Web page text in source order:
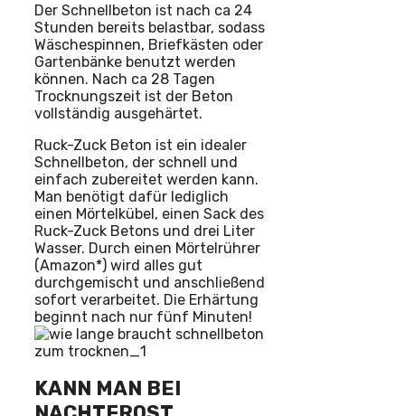
Der Schnellbeton ist nach ca 24
Stunden bereits belastbar, sodass
Wäschespinnen, Briefkästen oder
Gartenbänke benutzt werden
können. Nach ca 28 Tagen
Trocknungszeit ist der Beton
vollständig ausgehärtet.
Ruck-Zuck Beton ist ein idealer
Schnellbeton, der schnell und
einfach zubereitet werden kann.
Man benötigt dafür lediglich
einen Mörtelkübel, einen Sack des
Ruck-Zuck Betons und drei Liter
Wasser. Durch einen Mörtelrührer
(Amazon*) wird alles gut
durchgemischt und anschließend
sofort verarbeitet. Die Erhärtung
beginnt nach nur fünf Minuten!
KANN MAN BEI